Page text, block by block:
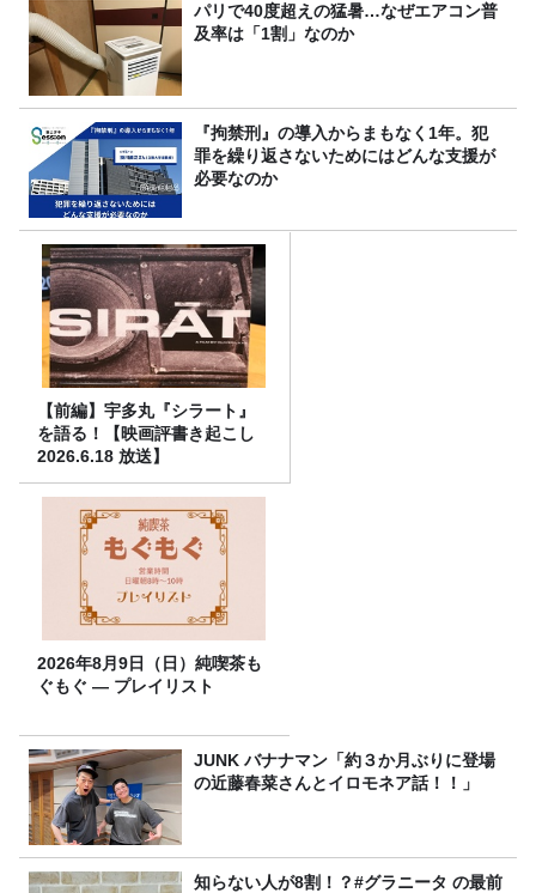
パリで40度超えの猛暑…なぜエアコン普
及率は「1割」なのか
『拘禁刑』の導入からまもなく1年。犯
罪を繰り返さないためにはどんな支援が
必要なのか
【前編】宇多丸『シラート』
を語る！【映画評書き起こし
2026.6.18 放送】
2026年8月9日（日）純喫茶も
ぐもぐ ― プレイリスト
JUNK バナナマン「約３か月ぶりに登場
の近藤春菜さんとイロモネア話！！」
知らない人が8割！？#グラニータ の最前